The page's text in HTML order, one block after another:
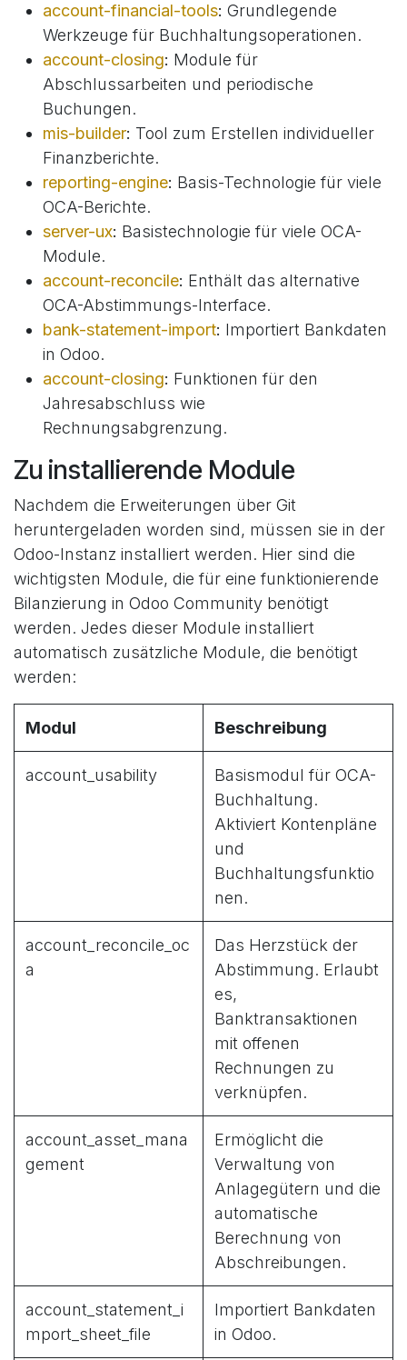
account-financial-tools: Grundlegende
Werkzeuge für Buchhaltungsoperationen.
account-closing: Module für
Abschlussarbeiten und periodische
Buchungen.
mis-builder: Tool zum Erstellen individueller
Finanzberichte.
reporting-engine: Basis-Technologie für viele
OCA-Berichte.
server-ux: Basistechnologie für viele OCA-
Module.
account-reconcile: Enthält das alternative
OCA-Abstimmungs-Interface.
bank-statement-import: Importiert Bankdaten
in Odoo.
account-closing: Funktionen für den
Jahresabschluss wie
Rechnungsabgrenzung.
Zu installierende Module
Nachdem die Erweiterungen über Git
heruntergeladen worden sind, müssen sie in der
Odoo-Instanz installiert werden. Hier sind die
wichtigsten Module, die für eine funktionierende
Bilanzierung in Odoo Community benötigt
werden. Jedes dieser Module installiert
automatisch zusätzliche Module, die benötigt
werden:
Modul Beschreibung
account_usability
Basismodul für OCA-
Buchhaltung.
Aktiviert Kontenpläne
und
Buchhaltungsfunktio
nen.
account_reconcile_oc
a
Das Herzstück der
Abstimmung. Erlaubt
es,
Banktransaktionen
mit offenen
Rechnungen zu
verknüpfen.
account_asset_mana
gement
Ermöglicht die
Verwaltung von
Anlagegütern und die
automatische
Berechnung von
Abschreibungen.
account_statement_i
mport_sheet_file
Importiert Bankdaten
in Odoo.